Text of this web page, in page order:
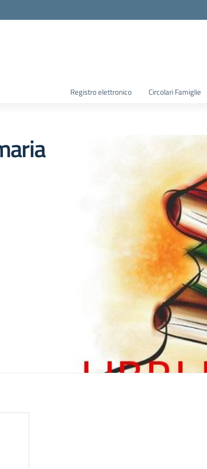
Registro elettronico Circolari Famiglie